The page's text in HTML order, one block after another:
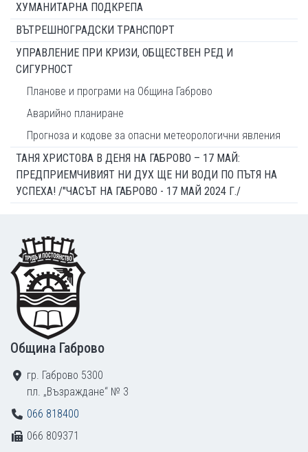
ХУМАНИТАРНА ПОДКРЕПА
ВЪТРЕШНОГРАДСКИ ТРАНСПОРТ
УПРАВЛЕНИЕ ПРИ КРИЗИ, ОБЩЕСТВЕН РЕД И
СИГУРНОСТ
Планове и програми на Община Габрово
Аварийно планиране
Прогноза и кодове за опасни метеорологични явления
ТАНЯ ХРИСТОВА В ДЕНЯ НА ГАБРОВО – 17 МАЙ:
ПРЕДПРИЕМЧИВИЯТ НИ ДУХ ЩЕ НИ ВОДИ ПО ПЪТЯ НА
УСПЕХА! /"ЧАСЪТ НА ГАБРОВО - 17 МАЙ 2024 Г./
Footer
Община Габрово
гр. Габрово 5300
пл. „Възраждане“ № 3
066 818400
066 809371